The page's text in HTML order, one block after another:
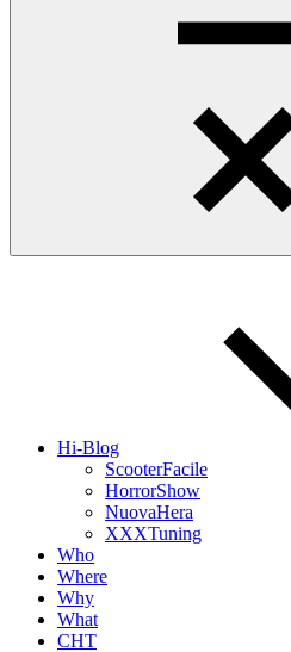
Hi-Blog
ScooterFacile
HorrorShow
NuovaHera
XXXTuning
Who
Where
Why
What
CHT